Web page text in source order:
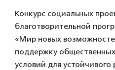
Конкурс социальных
благотворительной
«Мир новых
поддержку
условий для